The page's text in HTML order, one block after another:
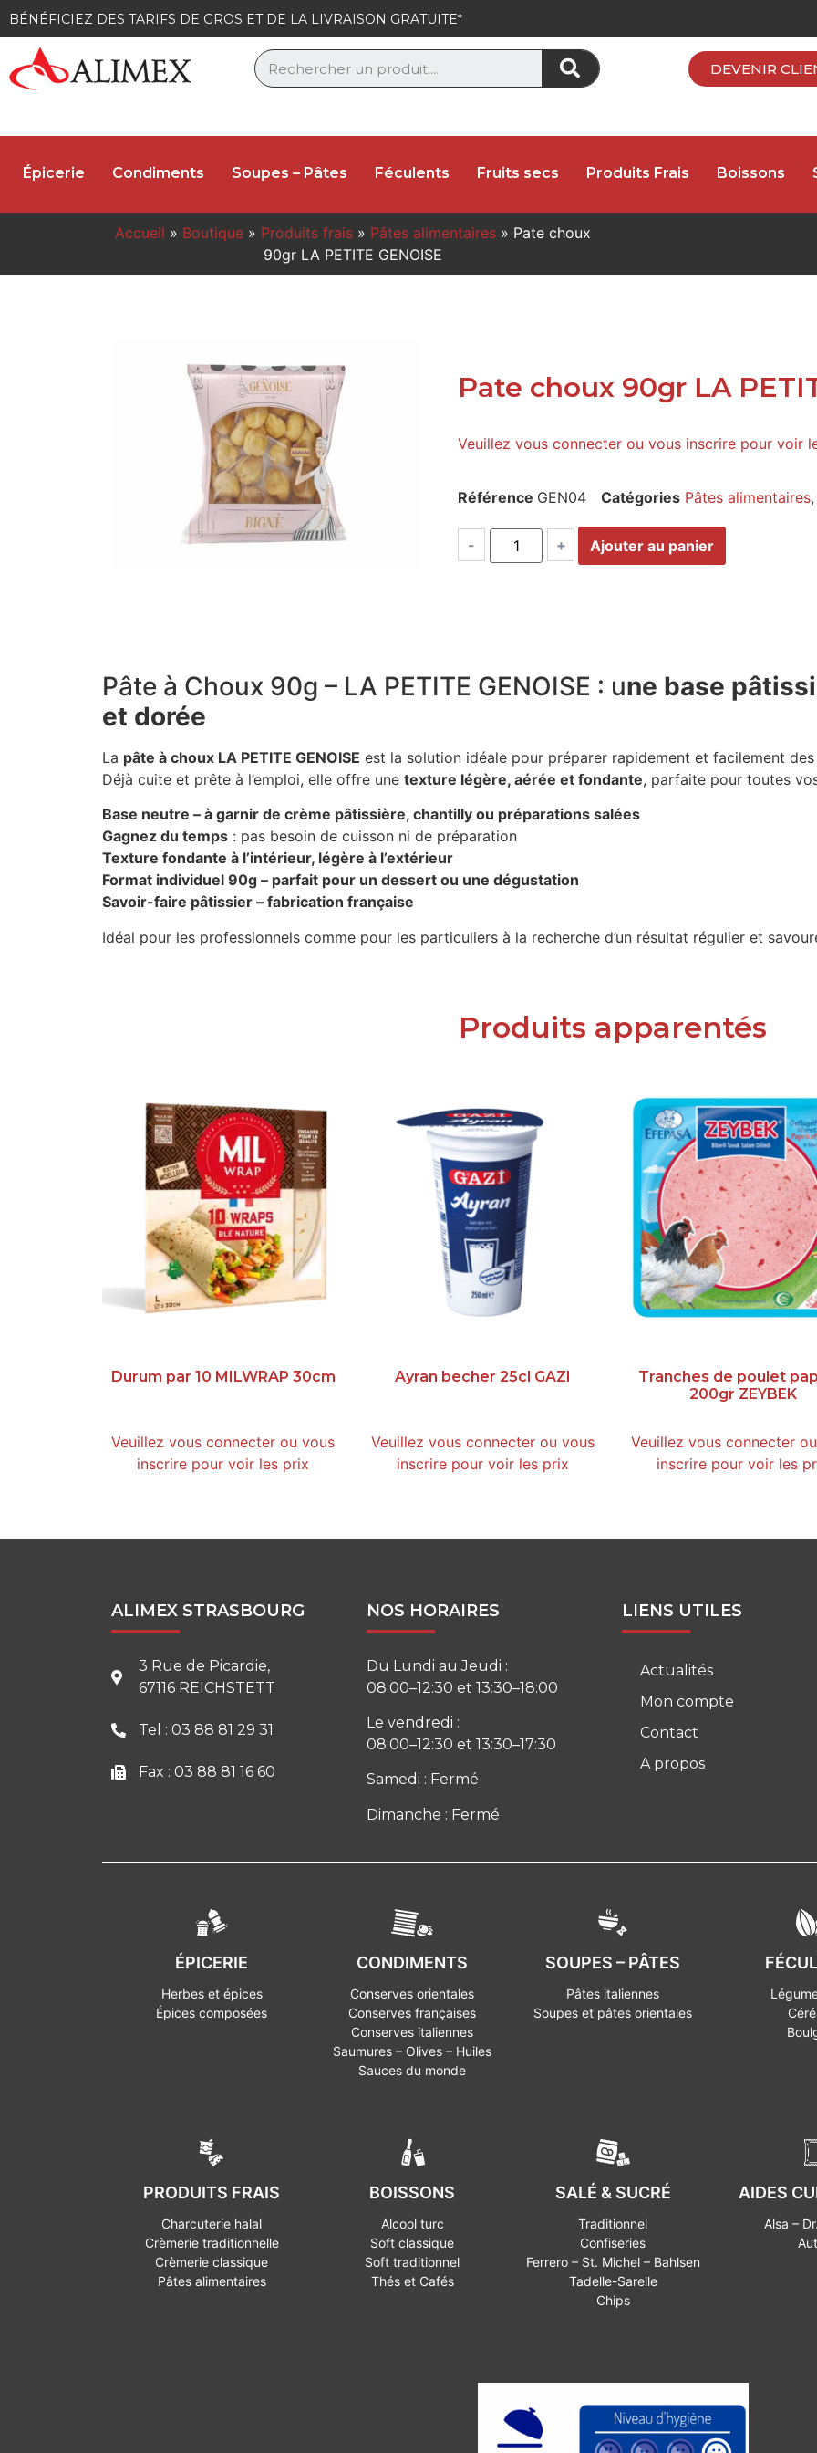
BÉNÉFICIEZ DES TARIFS DE GROS ET DE LA LIVRAISON GRATUITE*
DEVENIR
Épicerie Condiments Soupes – Pâtes Féculents Fruits secs Produits Frais Boissons
Accueil » Boutique » Produits frais » Pâtes alimentaires » Pate choux
90gr LA PETITE GENOISE
Pate choux 90gr LA
Veuillez vous connecter ou vous inscrire pour voir
Référence GEN04 Catégories Pâtes alimentaires
- + Ajouter au panier
Pâte à Choux 90g – LA PETITE GENOISE : une base
et dorée
La pâte à choux LA PETITE GENOISE est la solution idéale pour préparer rapidement et facilement
Déjà cuite et prête à l’emploi, elle offre une texture légère, aérée et fondante, parfaite pour toutes
Base neutre – à garnir de crème pâtissière, chantilly ou préparations salées
Gagnez du temps : pas besoin de cuisson ni de préparation
Texture fondante à l’intérieur, légère à l’extérieur
Format individuel 90g – parfait pour un dessert ou une dégustation
Savoir-faire pâtissier – fabrication française
Idéal pour les professionnels comme pour les particuliers à la recherche d’un résultat régulier et
Produits apparentés
Durum par 10 MILWRAP 30cm
Veuillez vous connecter ou vous
inscrire pour voir les prix
Ayran becher 25cl GAZI
Veuillez vous connecter ou vous
inscrire pour voir les prix
Tranches de poulet
200gr ZEYBEK
Veuillez vous connecter
inscrire pour voir les
ALIMEX STRASBOURG
3 Rue de Picardie,
67116 REICHSTETT
Tel : 03 88 81 29 31
Fax : 03 88 81 16 60
NOS HORAIRES
Du Lundi au Jeudi :
08:00–12:30 et 13:30–18:00
Le vendredi :
08:00–12:30 et 13:30–17:30
Samedi : Fermé
Dimanche : Fermé
LIENS UTILES
Actualités
Mon compte
Contact
A propos
ÉPICERIE
Herbes et épices
Épices composées
CONDIMENTS
Conserves orientales
Conserves françaises
Conserves italiennes
Saumures – Olives – Huiles
Sauces du monde
SOUPES – PÂTES
Pâtes italiennes
Soupes et pâtes orientales
PRODUITS FRAIS
Charcuterie halal
Crèmerie traditionnelle
Crèmerie classique
Pâtes alimentaires
BOISSONS
Alcool turc
Soft classique
Soft traditionnel
Thés et Cafés
SALÉ & SUCRÉ
Traditionnel
Confiseries
Ferrero – St. Michel – Bahlsen
Tadelle-Sarelle
Chips
AIDES
Alsa –